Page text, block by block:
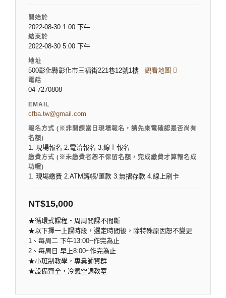
開始於
2022-08-30 1:00 下午
結束於
2022-08-30 5:00 下午
地址
500彰化縣彰化市三福街221巷12號1樓 觀看地圖
電話
04-7270808
EMAIL
cfba.tw@gmail.com
報名方式 (※非開課當日現場報名，請先來電確認是否尚有
名額)
1. 現場報名 2.電洽報名 3.線上報名
繳費方式 (※未繳費者恕不保留名額，完成繳費才算報名成
功喔)
1. 現場繳費 2.ATM轉帳/匯款 3.無摺存款 4.線上刷卡
NT$15,000
★循環式課程‧周周開課不間斷
★以下擇一上課時段，選定時間後，除特殊原因恕不變更
1、每周二 下午13:00~作完為止
2、每周日 早上8:00~作完為止
★小班制教學，專業師資群
★設備齊全，冷氣空調教室